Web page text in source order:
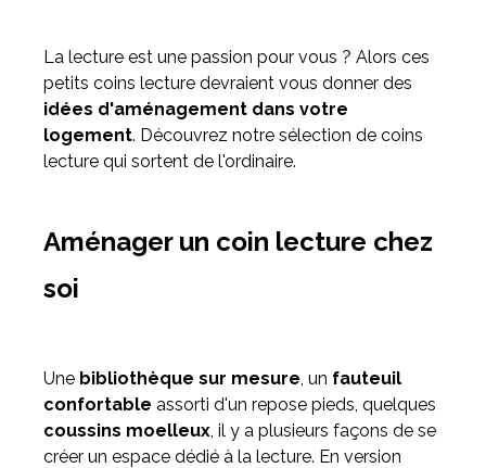
Inspirez-vous du catalogue
La lecture est une passion pour vous ? Alors ces
petits coins lecture devraient vous donner des
idées d'aménagement dans votre
logement. Découvrez notre sélection de coins
lecture qui sortent de l'ordinaire.
Aménager un coin lecture chez
soi
Une bibliothèque sur mesure, un fauteuil
confortable assorti d'un repose pieds, quelques
coussins moelleux, il y a plusieurs façons de se
créer un espace dédié à la lecture. En version